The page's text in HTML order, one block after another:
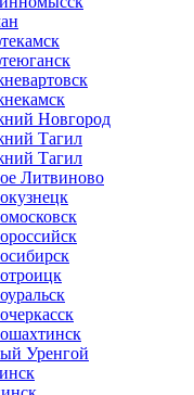
Новгород
Тагил
Тагил
Литвиново
Уренгой